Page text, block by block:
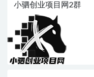
小驷创业项目网2群